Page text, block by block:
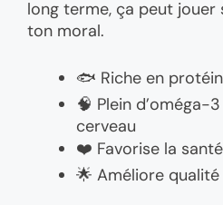
long terme, ça peut
ton moral.
🐟 Riche en
🧠 Plein
cerveau
❤️ Favorise la
🌟 Améliore